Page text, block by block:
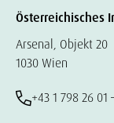
Österreichisches
Arsenal, Objekt 20
1030 Wien
+43 1 798 26 01